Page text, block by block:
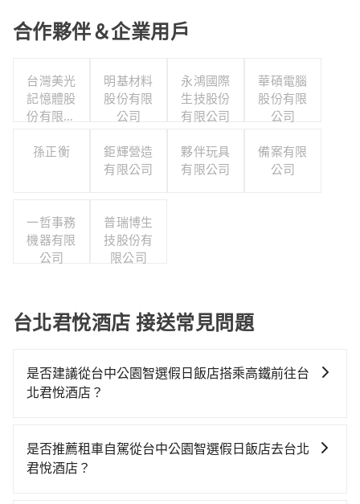
合作夥伴＆企業用戶
台灣美光
記憶體股
份有限公
明基材料
股份有限
公司
永鴻國際
生技股份
有限公司
華碩電腦
股份有限
公司
孫正衡
鉅輝營造
有限公司
夥伴玩具
有限公司
備案有限
公司
一哲事務
機器有限
公司
普瑞博生
技股份有
限公司
台北君悅酒店 接送常見問題
是否建議從台中公園智選假日飯店搭乘高鐵前往台
北君悅酒店？
店，高鐵乘坐舒適、較貴、費時！從最早06:05一直到
23:03，台中-台北一天最多有105班次高鐵可搭乘。假設
是否推薦租車自駕從台中公園智選假日飯店去台北
君悅酒店？